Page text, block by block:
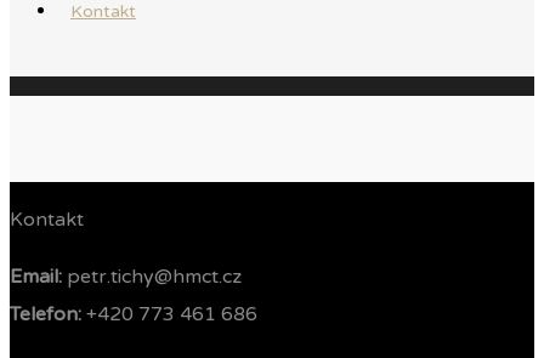
Kontakt
Kontakt
Email: petr.tichy@hmct.cz
Telefon: ‭ +420 773 461 686‬